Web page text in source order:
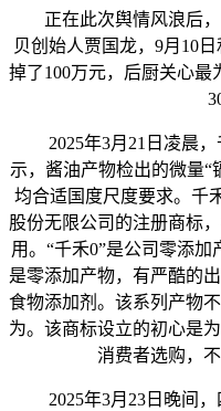
正在此次舆情风浪后，
贝创始人贾国龙，9月10
掉了100万元，后厨关心最
2025年3月21日凌晨，
示，酱油产物检出的微量“
均合适国度尺度要求。千
股份无限公司的注册商标
用。“千禾0”是公司零添
是零添加产物，有严酷的
食物添加剂。该系列产物
为。该商标设立的初心是
消费者选购，
2025年3月23日晚间，